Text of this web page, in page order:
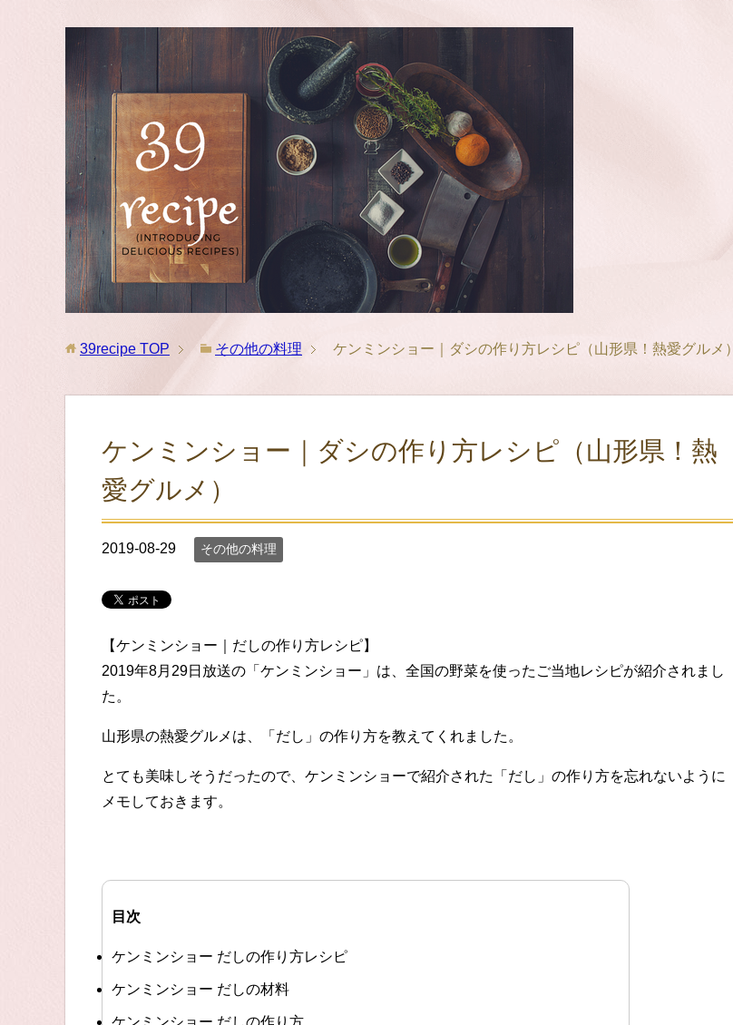
39recipe TOP その他の料理 ケンミンショー｜ダシの作り方レシピ（山形県！熱愛グルメ）
ケンミンショー｜ダシの作り方レシピ（山形県！熱
愛グルメ）
2019-08-29 その他の料理
【ケンミンショー｜だしの作り方レシピ】
2019年8月29日放送の「ケンミンショー」は、全国の野菜を使ったご当地レシピが紹介されまし
た。
山形県の熱愛グルメは、「だし」の作り方を教えてくれました。
とても美味しそうだったので、ケンミンショーで紹介された「だし」の作り方を忘れないように
メモしておきます。
目次
ケンミンショー だしの作り方レシピ
ケンミンショー だしの材料